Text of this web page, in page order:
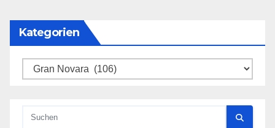
Beiträge
Kategorien
Kategorien